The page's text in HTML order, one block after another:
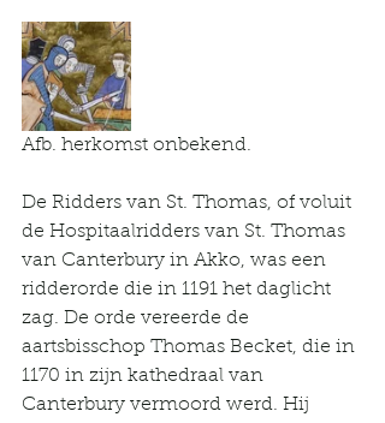
Afb. herkomst onbekend.
De Ridders van St. Thomas, of voluit
de Hospitaalridders van St. Thomas
van Canterbury in Akko, was een
ridderorde die in 1191 het daglicht
zag. De orde vereerde de
aartsbisschop Thomas Becket, die in
1170 in zijn kathedraal van
Canterbury vermoord werd. Hij